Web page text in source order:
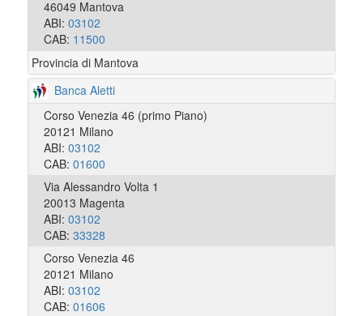
46049 Mantova
ABI: 03102
CAB: 11500
Provincia di Mantova
Banca Aletti
Corso Venezia 46 (primo Piano)
20121 Milano
ABI: 03102
CAB: 01600
Via Alessandro Volta 1
20013 Magenta
ABI: 03102
CAB: 33328
Corso Venezia 46
20121 Milano
ABI: 03102
CAB: 01606